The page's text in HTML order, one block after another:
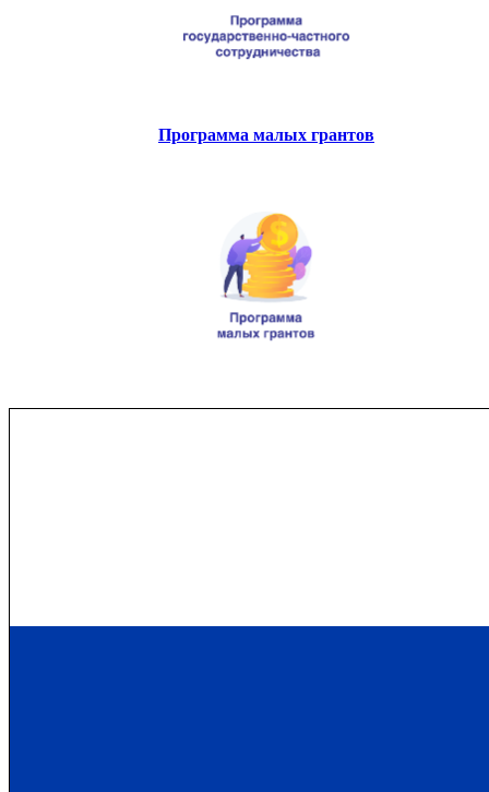
Программа малых грантов